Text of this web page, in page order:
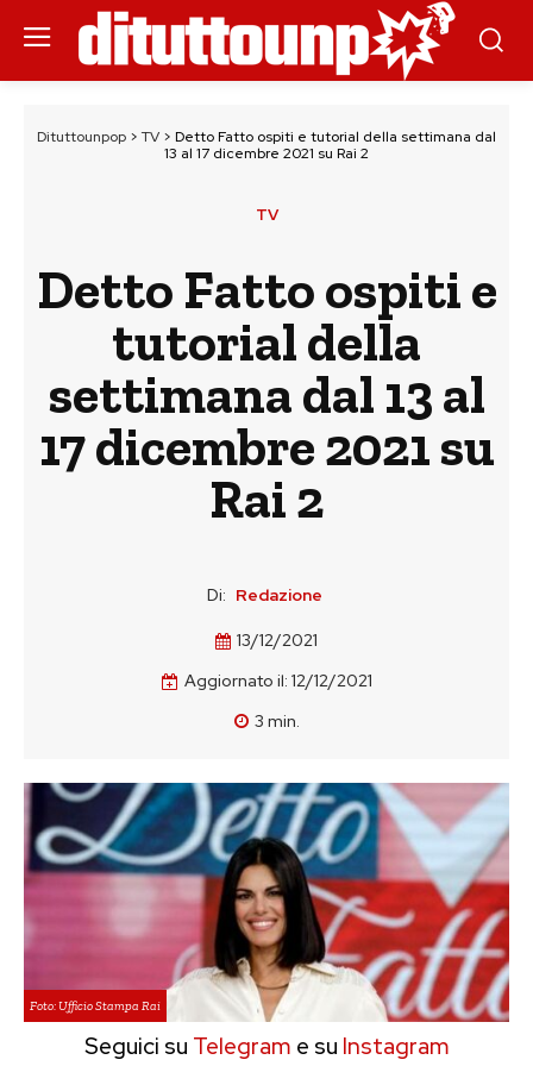
Dituttounpop > TV > Detto Fatto ospiti e tutorial della settimana dal
13 al 17 dicembre 2021 su Rai 2
TV
Detto Fatto ospiti e
tutorial della
settimana dal 13 al
17 dicembre 2021 su
Rai 2
Di: Redazione
13/12/2021
Aggiornato il: 12/12/2021
3 min.
Foto: Ufficio Stampa Rai
Seguici su Telegram e su Instagram